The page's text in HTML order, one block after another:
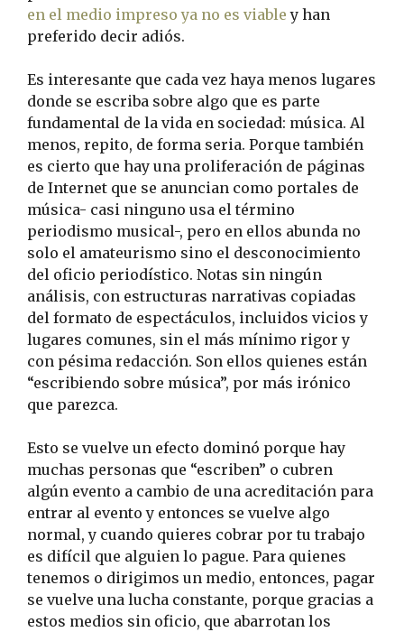
en el medio impreso ya no es viable y han
preferido decir adiós.
Es interesante que cada vez haya menos lugares
donde se escriba sobre algo que es parte
fundamental de la vida en sociedad: música. Al
menos, repito, de forma seria. Porque también
es cierto que hay una proliferación de páginas
de Internet que se anuncian como portales de
música- casi ninguno usa el término
periodismo musical-, pero en ellos abunda no
solo el amateurismo sino el desconocimiento
del oficio periodístico. Notas sin ningún
análisis, con estructuras narrativas copiadas
del formato de espectáculos, incluidos vicios y
lugares comunes, sin el más mínimo rigor y
con pésima redacción. Son ellos quienes están
“escribiendo sobre música”, por más irónico
que parezca.
Esto se vuelve un efecto dominó porque hay
muchas personas que “escriben” o cubren
algún evento a cambio de una acreditación para
entrar al evento y entonces se vuelve algo
normal, y cuando quieres cobrar por tu trabajo
es difícil que alguien lo pague. Para quienes
tenemos o dirigimos un medio, entonces, pagar
se vuelve una lucha constante, porque gracias a
estos medios sin oficio, que abarrotan los